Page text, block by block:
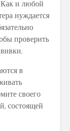
Как и любой
нуждается
проверить
в
своего
состоящей